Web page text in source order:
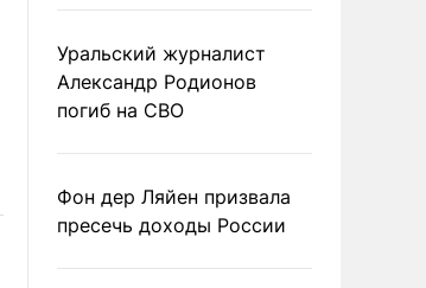
Уральский журналист
Александр Родионов
погиб на СВО
Фон дер Ляйен призвала
пресечь доходы России